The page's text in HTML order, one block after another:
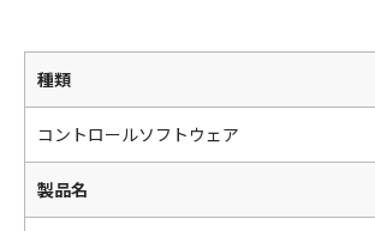
種類
コントロールソフトウェア
製品名